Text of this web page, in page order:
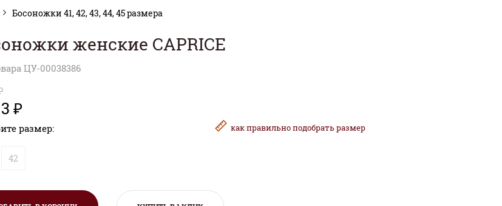
Босоножки 41, 42, 43, 44, 45 размера
женские CAPRICE
ЦУ-00038386
₽
размер: какправильноподобрать размер
42